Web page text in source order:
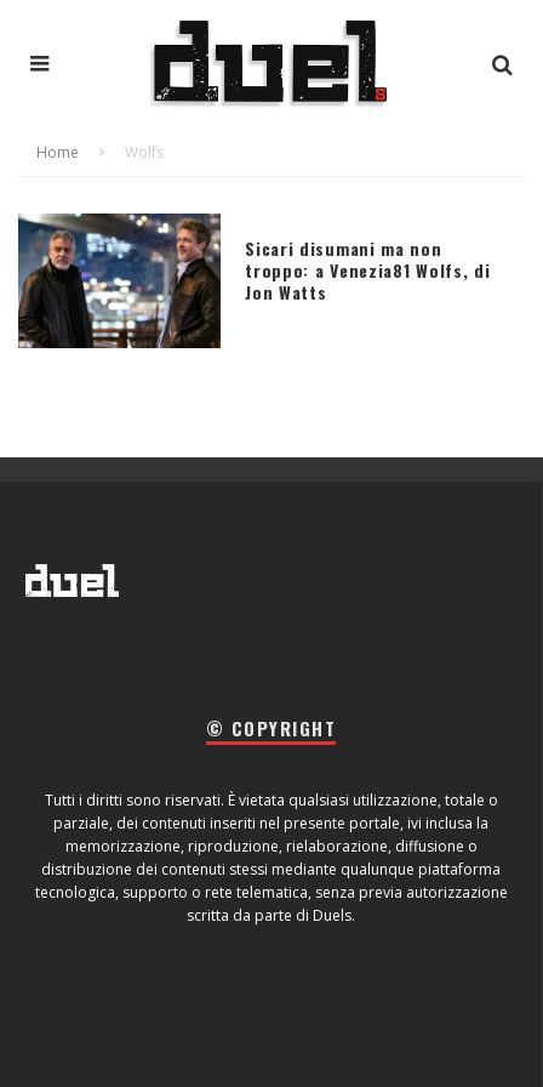
Home Wolfs
Sicari disumani ma non
troppo: a Venezia81 Wolfs, di
Jon Watts
© COPYRIGHT
Tutti i diritti sono riservati. È vietata qualsiasi utilizzazione, totale o
parziale, dei contenuti inseriti nel presente portale, ivi inclusa la
memorizzazione, riproduzione, rielaborazione, diffusione o
distribuzione dei contenuti stessi mediante qualunque piattaforma
tecnologica, supporto o rete telematica, senza previa autorizzazione
scritta da parte di Duels.